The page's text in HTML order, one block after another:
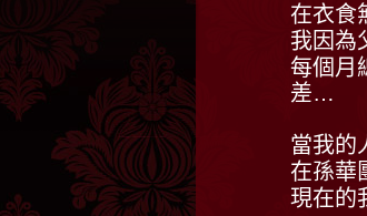
在衣食
我因為
每個月
差…
當我的
在孫華
現在的